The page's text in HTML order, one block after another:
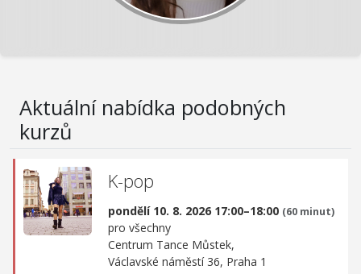
Aktuální nabídka podobných
kurzů
K-pop
pondělí 10. 8. 2026 17:00–18:00 (60 minut)
pro všechny
Centrum Tance Můstek,
Václavské náměstí 36, Praha 1